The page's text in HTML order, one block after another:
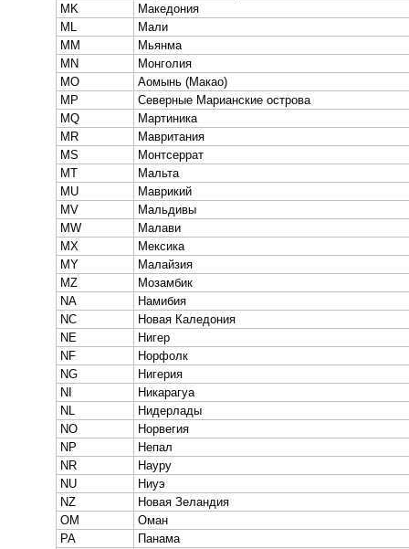
MK
Македония
ML
Мали
MM
Мьянма
MN
Монголия
MO
Аомынь (Макао)
MP
Северные Марианские острова
MQ
Мартиника
MR
Мавритания
MS
Монтсеррат
MT
Мальта
MU
Маврикий
MV
Мальдивы
MW
Малави
MX
Мексика
MY
Малайзия
MZ
Мозамбик
NA
Намибия
NC
Новая Каледония
NE
Нигер
NF
Норфолк
NG
Нигерия
NI
Никарагуа
NL
Нидерлады
NO
Норвегия
NP
Непал
NR
Науру
NU
Ниуэ
NZ
Новая Зеландия
OM
Оман
PA
Панама